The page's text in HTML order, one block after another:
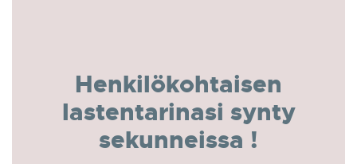
Henkilökohtaisen
lastentarinasi synty
sekunneissa !